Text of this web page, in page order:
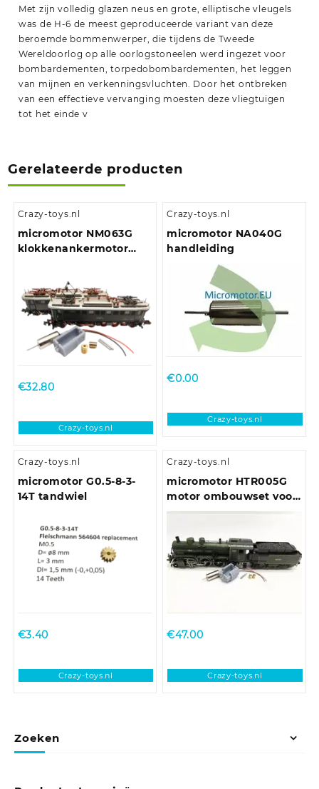
Met zijn volledig glazen neus en grote, elliptische vleugels
was de H-6 de meest geproduceerde variant van deze
beroemde bommenwerper, die tijdens de Tweede
Wereldoorlog op alle oorlogstoneelen werd ingezet voor
bombardementen, torpedobombardementen, het leggen
van mijnen en verkenningsvluchten. Door het ontbreken
van een effectieve vervanging moesten deze vliegtuigen
tot het einde v
Gerelateerde producten
Crazy-toys.nl
micromotor NM063G
klokkenankermotor
BR 175, E 75
€32.80
Crazy-toys.nl
Crazy-toys.nl
micromotor NA040G
handleiding
€0.00
Crazy-toys.nl
Crazy-toys.nl
micromotor G0.5-8-3-
14T tandwiel
€3.40
Crazy-toys.nl
Crazy-toys.nl
micromotor HTR005G
motor ombouwset voor
Trix DB BR 38, DR BR
€47.00
Crazy-toys.nl
Zoeken